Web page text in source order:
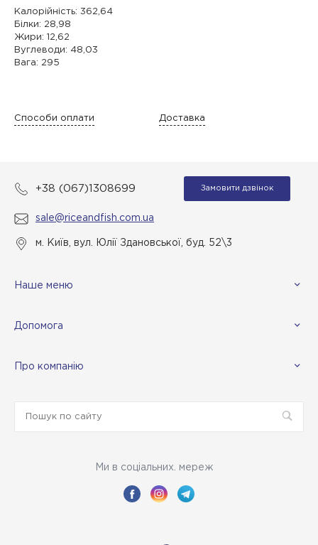
Калорійність: 362,64
Білки: 28,98
Жири: 12,62
Вуглеводи: 48,03
Вага: 295
Способи оплати Доставка
+38 (067)1308699 Замовити дзвінок
sale@riceandfish.com.ua
м. Київ, вул. Юлії Здановської, буд. 52\3
Наше меню
Допомога
Про компанію
Ми в соціальних. мереж